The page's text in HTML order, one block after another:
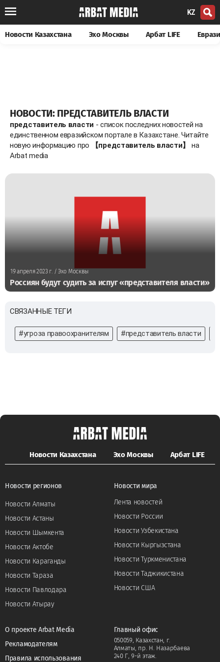
KZ
Новости Казахстана Эхо Москвы Арбат LIFE
НОВОСТИ: ПРЕДСТАВИТЕЛЬ ВЛАСТИ
представитель власти - список последних новостей на
единственном евразийском портале в Казахстане. Читайте
новую информацию про
【представитель власти】
на
Arbat media
19 апреля 2023 г./ Эхо Москвы
Россиян будут судить за испуг «представителя власти»
СВЯЗАННЫЕ ТЕГИ
#угроза правоохранителям #представитель власти
Новости Казахстана Эхо Москвы Арбат LIFE
Новости регионов
Новости Алматы
Новости Астаны
Новости Шымкента
Новости Актобе
Новости Караганды
Новости Тараза
Новости Павлодара
Новости Атырау
Новости мира
Лента новостей
Новости России
Новости Узбекистана
Новости Кыргызстана
Новости Туркменистана
Новости Таджикистана
Новости США
О проекте Arbat Media
Рекламодателям
Правила использования
Главный офис
050059, Казахстан, г.
Алматы, пр. Н. Назарбаева
240 Г, 9-й этаж.